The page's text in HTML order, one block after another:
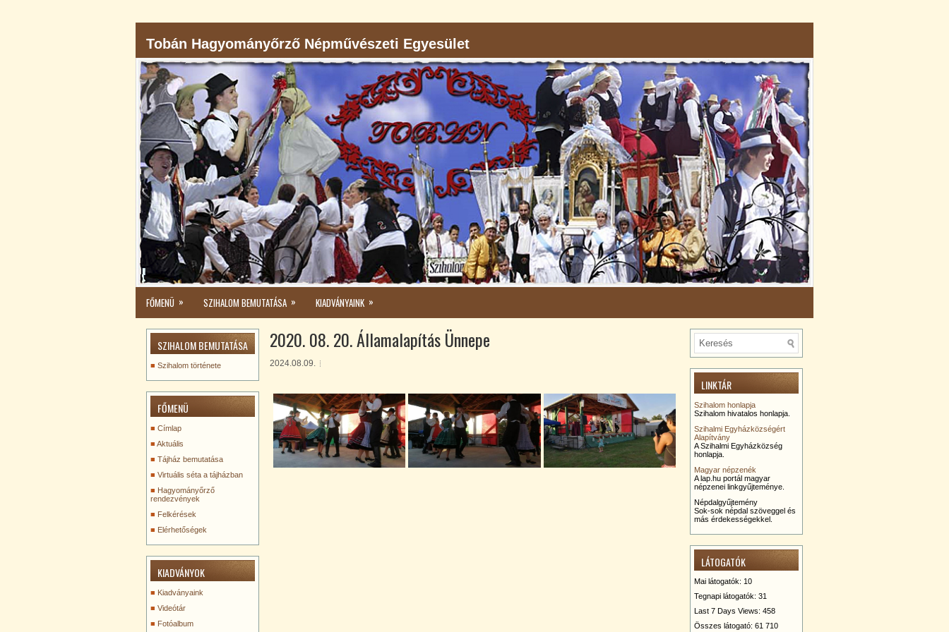
Tobán Hagyományőrző Népművészeti Egyesület
FŐMENÜ » SZIHALOM BEMUTATÁSA » KIADVÁNYAINK »
2020. 08. 20. Államalapítás Ünnepe
2024.08.09.
SZIHALOM BEMUTATÁSA
Szihalom története
FŐMENÜ
Címlap
Aktuális
Tájház bemutatása
Virtuális séta a tájházban
Hagyományőrző
rendezvények
Felkérések
Elérhetőségek
KIADVÁNYOK
Kiadványaink
Videótár
Fotóalbum
LINKTÁR
Szihalom honlapja
Szihalom hivatalos honlapja.
Szihalmi Egyházközségért
Alapítvány
A Szihalmi Egyházközség
honlapja.
Magyar népzenék
A lap.hu portál magyar
népzenei linkgyűjteménye.
Népdalgyűjtemény
Sok-sok népdal szöveggel és
más érdekességekkel.
LÁTOGATÓK
Mai látogatók: 10
Tegnapi látogatók: 31
Last 7 Days Views: 458
Összes látogató: 61 710